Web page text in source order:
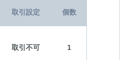
取引設定 個数
取引不可 1